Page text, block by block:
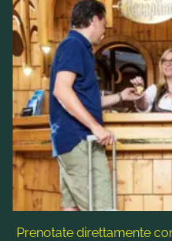
respiratorie
Ice Crasher –
mente
Sala relax - con
Imperiale "farfalla"
Massaggio esteso
camere luminose
Per tutta la famiglia:
Prenotate direttamente